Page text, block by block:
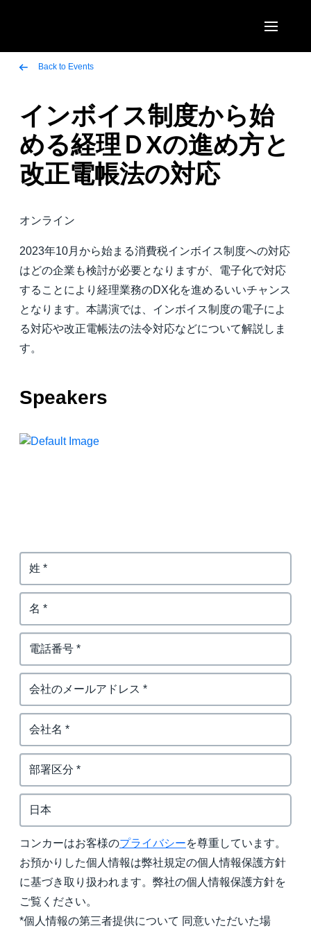
United States (English)
Canada (English)
Canada (Français)
México (Español)
EUROPE
United Kingdom (English)
France (Français)
Nederlands (English)
Denmark (English)
ASIA PACIFIC
Australia (English)
Singapore (English)
Back to Events
インボイス制度から始
める経理ＤXの進め方と
改正電帳法の対応
オンライン
2023年10月から始まる消費税インボイス制度への対応
はどの企業も検討が必要となりますが、電子化で対応
することにより経理業務のDX化を進めるいいチャンス
となります。本講演では、インボイス制度の電子によ
る対応や改正電帳法の法令対応などについて解説しま
す。
Speakers
コンカーはお客様のプライバシーを尊重しています。
お預かりした個人情報は弊社規定の個人情報保護方針
に基づき取り扱われます。弊社の個人情報保護方針を
ご覧ください。
*個人情報の第三者提供について 同意いただいた場